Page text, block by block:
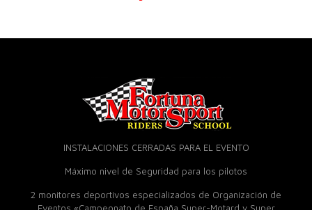
INSTALACIONES CERRADAS PARA EL EVENTO
Máximo nivel de Seguridad para los pilotos
2 monitores deportivos especializados de Organización de